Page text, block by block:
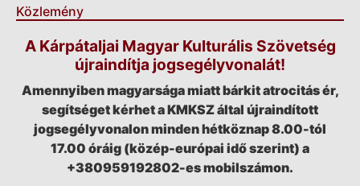
Közlemény
A Kárpátaljai Magyar Kulturális Szövetség
újraindítja jogsegélyvonalát!
Amennyiben magyarsága miatt bárkit atrocitás ér,
segítséget kérhet a KMKSZ által újraindított
jogsegélyvonalon minden hétköznap 8.00-tól
17.00 óráig (közép-európai idő szerint) a
+380959192802-es mobilszámon.